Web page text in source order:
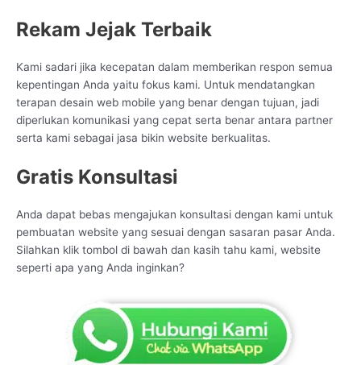
Rekam Jejak Terbaik
Kami sadari jika kecepatan dalam memberikan respon semua
kepentingan Anda yaitu fokus kami. Untuk mendatangkan
terapan desain web mobile yang benar dengan tujuan, jadi
diperlukan komunikasi yang cepat serta benar antara partner
serta kami sebagai jasa bikin website berkualitas.
Gratis Konsultasi
Anda dapat bebas mengajukan konsultasi dengan kami untuk
pembuatan website yang sesuai dengan sasaran pasar Anda.
Silahkan klik tombol di bawah dan kasih tahu kami, website
seperti apa yang Anda inginkan?